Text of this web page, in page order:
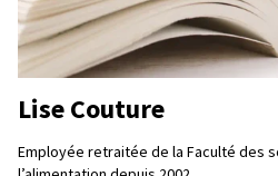
Lise Couture
Employée retraitée de la Faculté des